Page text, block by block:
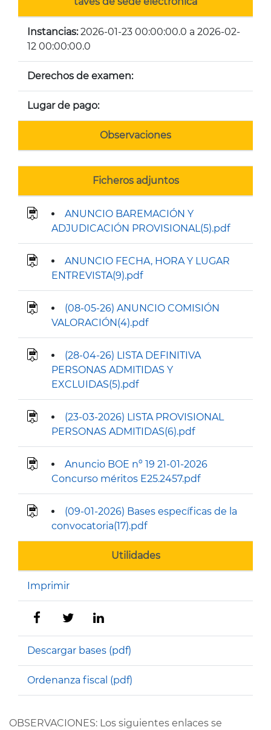
Instancias:2026-01-23 00:00:00.0 a 2026-02-
12 00:00:00.0
Derechos de examen:
Lugar de pago:
Observaciones
Ficheros adjuntos
ANUNCIO BAREMACIÓN Y
ADJUDICACIÓN PROVISIONAL(5).pdf
ANUNCIO FECHA, HORA Y LUGAR
ENTREVISTA(9).pdf
(08-05-26) ANUNCIO COMISIÓN
VALORACIÓN(4).pdf
(28-04-26) LISTA DEFINITIVA
PERSONAS ADMITIDAS Y
EXCLUIDAS(5).pdf
(23-03-2026) LISTA PROVISIONAL
PERSONAS ADMITIDAS(6).pdf
Anuncio BOE nº 19 21-01-2026
Concurso méritos E25.2457.pdf
(09-01-2026) Bases específicas de la
convocatoria(17).pdf
Utilidades
Imprimir
Descargar bases (pdf)
Ordenanza fiscal (pdf)
OBSERVACIONES: Los siguientes enlaces se